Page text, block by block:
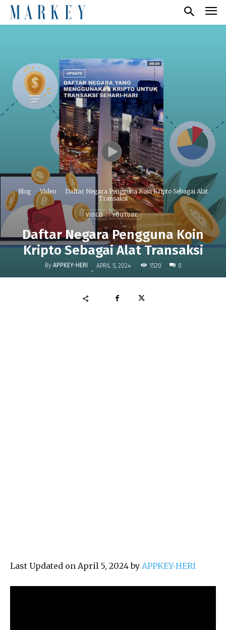
Blog Video
Daftar Negara Pengguna Koin Kripto Sebagai Alat
Transaksi
VIDEO YOUTUBE
Daftar Negara Pengguna Koin
Kripto Sebagai Alat Transaksi
By APPKEY-HERI - APRIL 5, 2024 1520 0
Last Updated on April 5, 2024 by APPKEY-HERI